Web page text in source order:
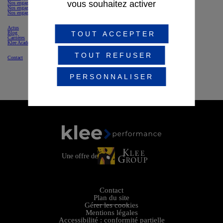
Nos engagements sociaux & droits humains
Nos engagements pour l'environnement
Nos engagements sociétaux
Actus
Blog
Carrières
Klee Academy
Contact
Une offre de
Contact
Plan du site
Gérer les cookies
Mentions légales
Accessibilité : conformité partielle
vous souhaitez activer
TOUT ACCEPTER
TOUT REFUSER
PERSONNALISER